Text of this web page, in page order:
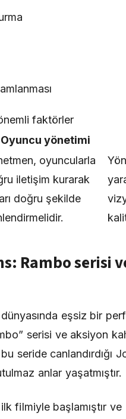
faktörler
Oyuncu yönetimi
oyuncularla
iletişim kurarak
doğru şekilde
Rambo serisi
eşsiz bir
serisi ve aksiyon
seride canlandırdığı
anlar yaşatmıştır.
filmiyle başlamıştır